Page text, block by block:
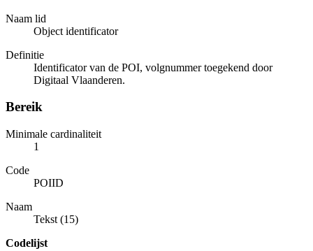
Naam lid
Object identificator
Definitie
Identificator van de POI, volgnummer toegekend door
Digitaal Vlaanderen.
Bereik
Minimale cardinaliteit
1
Code
POIID
Naam
Tekst (15)
Codelijst